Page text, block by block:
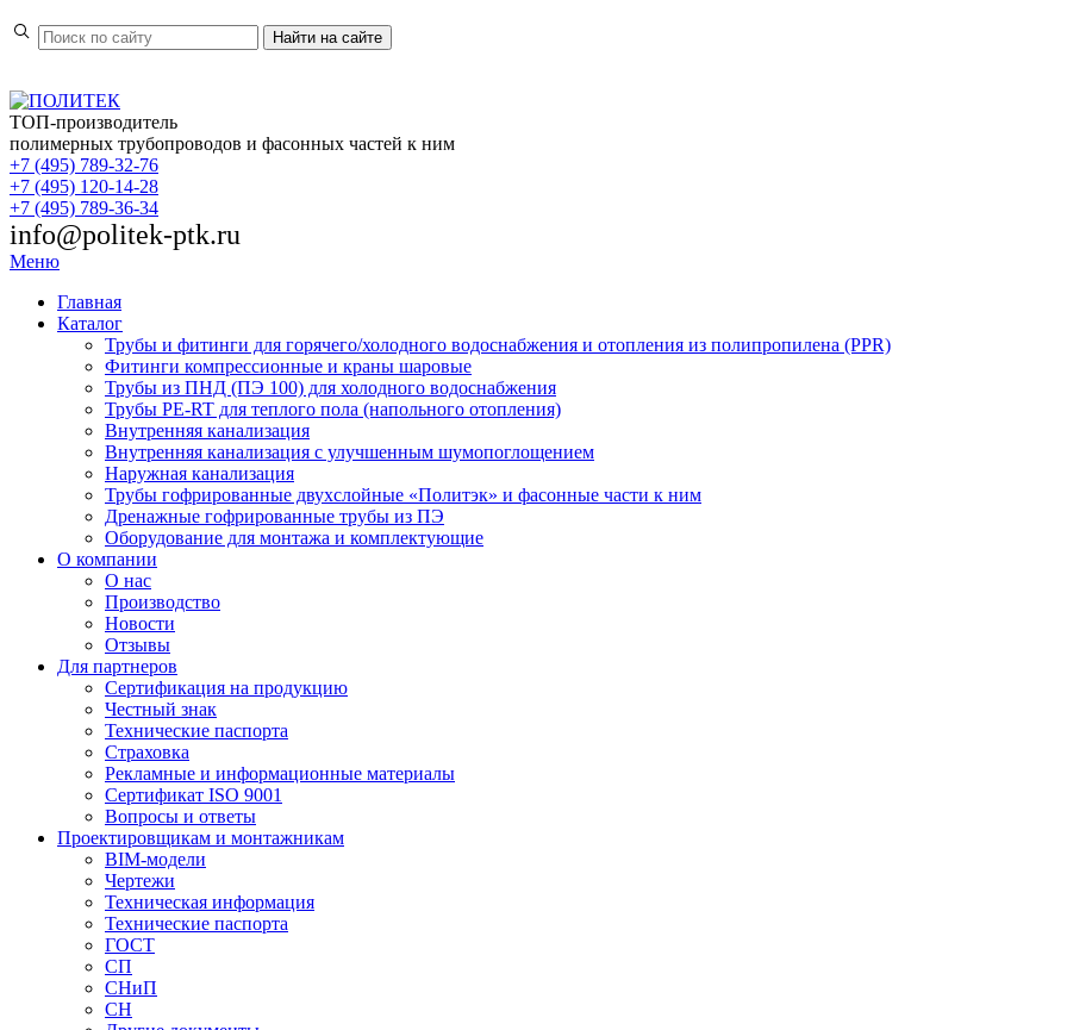
Найти на сайте
ТОП-производитель
полимерных трубопроводов и фасонных частей к ним
+7 (495) 789-32-76
+7 (495) 120-14-28
+7 (495) 789-36-34
info@politek-ptk.ru
Меню
Главная
Каталог
Трубы и фитинги для горячего/холодного водоснабжения и отопления из полипропилена (PPR)
Фитинги компрессионные и краны шаровые
Трубы из ПНД (ПЭ 100) для холодного водоснабжения
Трубы PE-RT для теплого пола (напольного отопления)
Внутренняя канализация
Внутренняя канализация с улучшенным шумопоглощением
Наружная канализация
Трубы гофрированные двухслойные «Политэк» и фасонные части к ним
Дренажные гофрированные трубы из ПЭ
Оборудование для монтажа и комплектующие
О компании
О нас
Производство
Новости
Отзывы
Для партнеров
Сертификация на продукцию
Честный знак
Технические паспорта
Страховка
Рекламные и информационные материалы
Сертификат ISO 9001
Вопросы и ответы
Проектировщикам и монтажникам
BIM-модели
Чертежи
Техническая информация
Технические паспорта
ГОСТ
СП
СНиП
СН